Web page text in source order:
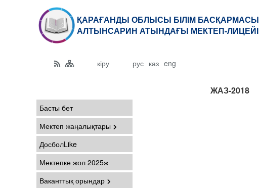
ҚАРАҒАНДЫ ОБЛЫСЫ БІЛІМ
АЛТЫНСАРИН АТЫНДАҒЫ МЕКТЕП-
кіру рус каз eng
Басты бет
Мектеп жаңалықтары
ДосболLike
Мектепке жол 2025ж
Ваканттық орындар
ЖАЗ-2018